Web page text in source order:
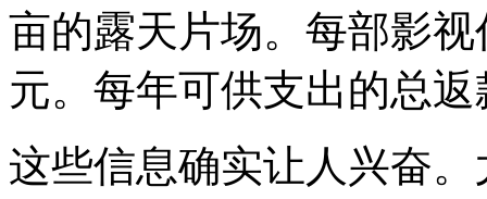
亩的露天片场。每部影
元。每年可供支出的总
这些信息确实让人兴奋